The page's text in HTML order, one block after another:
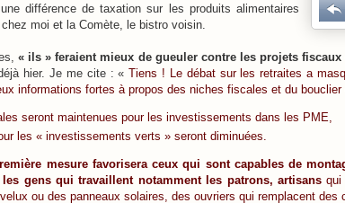
différence de taxation sur les produits alimentaires
moi et la Comète, le bistro voisin.
« ils » feraient mieux de gueuler contre les projets
hier. Je me cite : «Tiens ! Le débat sur les retraites a
informations fortes à propos des niches fiscales et du
seront maintenues pour les investissements dans les PME,
les « investissements verts » seront diminuées.
mesure favorisera ceux qui sont capables de
gens qui travaillent notamment les patrons, artisansqui
ou des panneaux solaires, des ouvriers qui remplacent des